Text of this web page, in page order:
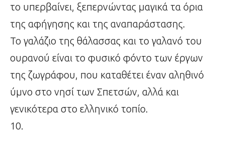
το υπερβαίνει, ξεπερνώντας μαγικά τα όρια
της αφήγησης και της αναπαράστασης.
Το γαλάζιο της θάλασσας και το γαλανό του
ουρανού είναι το φυσικό φόντο των έργων
της ζωγράφου, που καταθέτει έναν αληθινό
ύμνο στο νησί των Σπετσών, αλλά και
γενικότερα στο ελληνικό τοπίο.
10.